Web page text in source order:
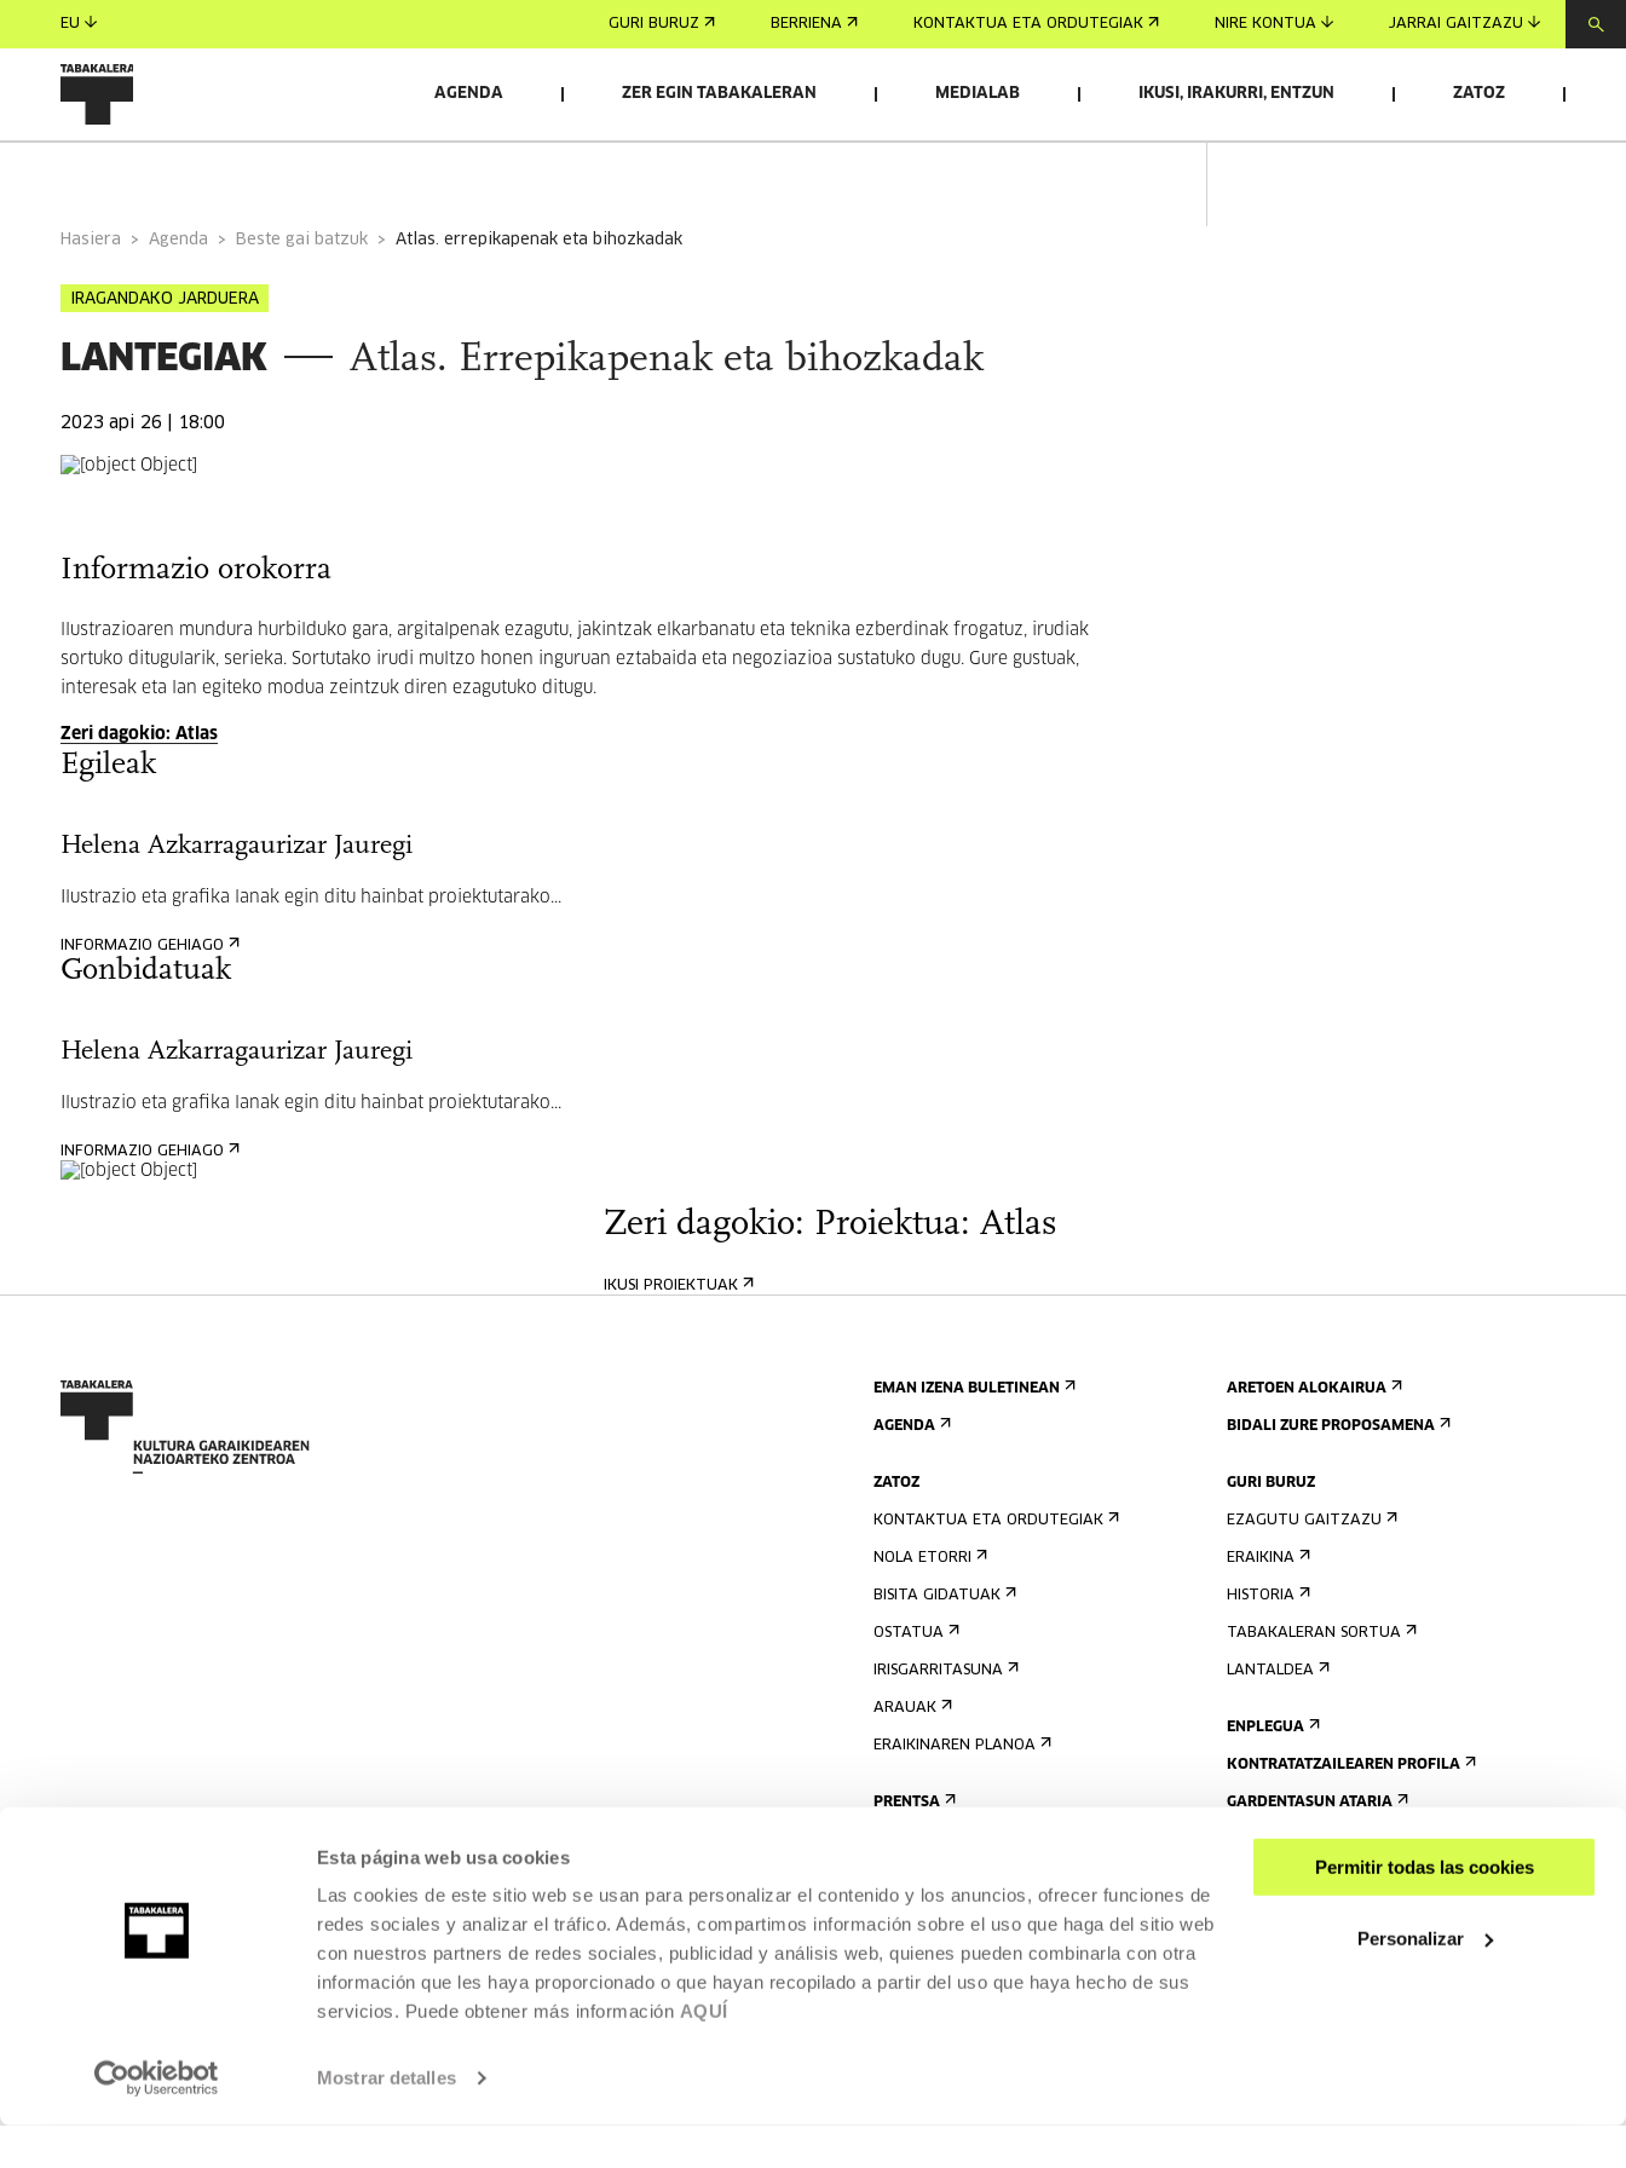
Esta página web usa cookies
Las cookies de este sitio web se usan para personalizar el contenido y los anuncios, ofrecer funciones de
redes sociales y analizar el tráfico. Además, compartimos información sobre el uso que haga del sitio web
con nuestros partners de redes sociales, publicidad y análisis web, quienes pueden combinarla con otra
información que les haya proporcionado o que hayan recopilado a partir del uso que haya hecho de sus
servicios. Puede obtener más información AQUÍ
Mostrar detalles
Permitir todas las cookies
Personalizar
EU GURI BURUZ BERRIENA KONTAKTUA ETA ORDUTEGIAK NIRE KONTUA JARRAI GAITZAZU
AGENDA ZER EGIN TABAKALERAN MEDIALAB IKUSI, IRAKURRI, ENTZUN ZATOZ
Hasiera Agenda Beste gai batzuk atlas. errepikapenak eta bihozkadak
IRAGANDAKO JARDUERA
LANTEGIAK Atlas. Errepikapenak eta bihozkadak
2023 api 26 | 18:00
Informazio orokorra
llustrazioaren mundura hurbilduko gara, argitalpenak ezagutu, jakintzak elkarbanatu eta teknika ezberdinak frogatuz, irudiak
sortuko ditugularik, serieka. Sortutako irudi multzo honen inguruan eztabaida eta negoziazioa sustatuko dugu. Gure gustuak,
interesak eta lan egiteko modua zeintzuk diren ezagutuko ditugu.
Zeri dagokio: Atlas
Egileak
Helena Azkarragaurizar Jauregi
Ilustrazio eta grafika lanak egin ditu hainbat proiektutarako...
INFORMAZIO GEHIAGO
Gonbidatuak
Helena Azkarragaurizar Jauregi
Ilustrazio eta grafika lanak egin ditu hainbat proiektutarako...
INFORMAZIO GEHIAGO
Zeri dagokio: Proiektua: Atlas
IKUSI PROIEKTUAK
EMAN IZENA BULETINEAN
AGENDA
ZATOZ
KONTAKTUA ETA ORDUTEGIAK
NOLA ETORRI
BISITA GIDATUAK
OSTATUA
IRISGARRITASUNA
ARAUAK
ERAIKINAREN PLANOA
PRENTSA
ARETOEN ALOKAIRUA
BIDALI ZURE PROPOSAMENA
GURI BURUZ
EZAGUTU GAITZAZU
ERAIKINA
HISTORIA
TABAKALERAN SORTUA
LANTALDEA
ENPLEGUA
KONTRATATZAILEAREN PROFILA
GARDENTASUN ATARIA
2026 TABAKALERA.
KULTURA GARAIKIDEAREN NAZIOARTEKO ZENTROA,